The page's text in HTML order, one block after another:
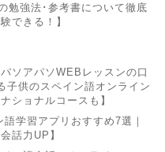
勉強法･参考書について徹底
できる！】
ソアパソWEBレッスンの口
子供のスペイン語オンライン
ショナルコースも】
学習アプリおすすめ7選｜
話力UP】